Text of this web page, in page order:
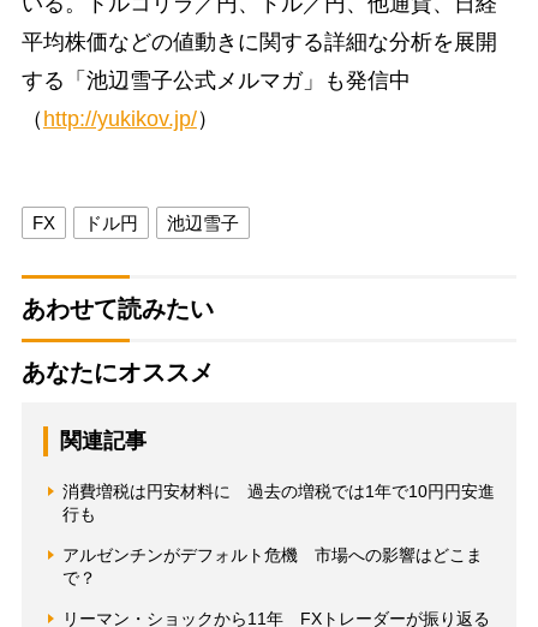
平均株価などの値動きに関する詳細な分析を展開
する「池辺雪子公式メルマガ」も発信中
（ http://yukikov.jp/）
FX ドル円 池辺雪子
あわせて読みたい
あなたにオススメ
関連記事
消費増税は円安材料に 過去の増税では1年で10円円安進
行も
アルゼンチンがデフォルト危機 市場への影響はどこま
で？
リーマン・ショックから11年 FXトレーダーが振り返る